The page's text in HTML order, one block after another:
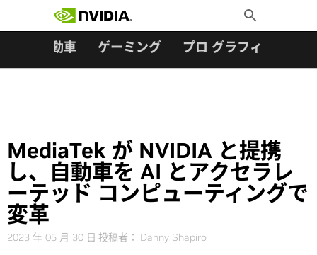
Toggle
Search
自動車 ゲーミング プロ グラフィックス
MediaTek が NVIDIA と提携
し、自動車を AI とアクセラレ
ーテッド コンピューティングで
変革
2023 年 05 月 30 日 投稿者： Danny Shapiro